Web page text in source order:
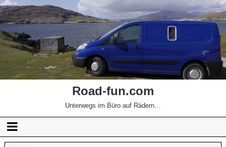
Road-fun.com
Unterwegs im Büro auf Rädern…